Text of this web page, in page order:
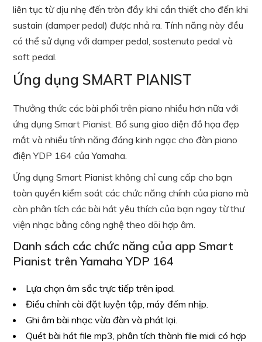
liên tục từ dịu nhẹ đến tròn đầy khi cần thiết cho đến khi
sustain (damper pedal) được nhả ra. Tính năng này đều
có thể sử dụng với damper pedal, sostenuto pedal và
soft pedal.
Ứng dụng SMART PIANIST
Thưởng thức các bài phối trên piano nhiều hơn nữa với
ứng dụng Smart Pianist. Bổ sung giao diện đồ họa đẹp
mắt và nhiều tính năng đáng kinh ngạc cho đàn piano
điện YDP 164 của Yamaha.
Ứng dụng Smart Pianist không chỉ cung cấp cho bạn
toàn quyền kiểm soát các chức năng chính của piano mà
còn phân tích các bài hát yêu thích của bạn ngay từ thư
viện nhạc bằng công nghệ theo dõi hợp âm.
Danh sách các chức năng của app Smart
Pianist trên Yamaha YDP 164
Lựa chọn âm sắc trực tiếp trên ipad.
Điều chỉnh cài đặt luyện tập, máy đếm nhịp.
Ghi âm bài nhạc vừa đàn và phát lại.
Quét bài hát file mp3, phân tích thành file midi có hợp